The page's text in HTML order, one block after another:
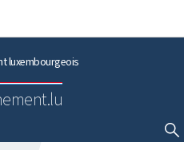
principal
luxembourgeois
AFFICHER / MASQUER LA RECHERCHE